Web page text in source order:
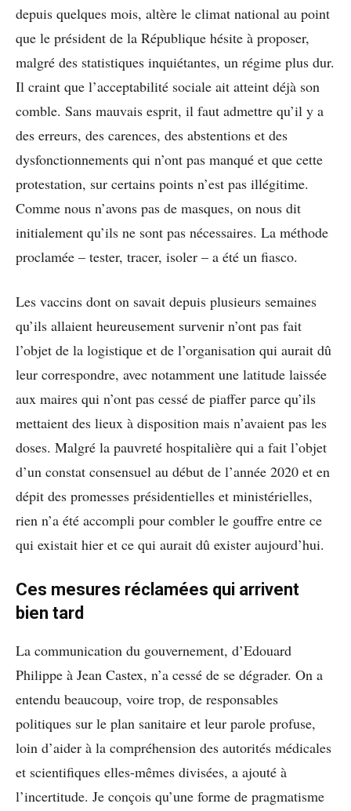
depuis quelques mois, altère le climat national au point
que le président de la République hésite à proposer,
malgré des statistiques inquiétantes, un régime plus dur.
Il craint que l’acceptabilité sociale ait atteint déjà son
comble. Sans mauvais esprit, il faut admettre qu’il y a
des erreurs, des carences, des abstentions et des
dysfonctionnements qui n’ont pas manqué et que cette
protestation, sur certains points n’est pas illégitime.
Comme nous n’avons pas de masques, on nous dit
initialement qu’ils ne sont pas nécessaires. La méthode
proclamée – tester, tracer, isoler – a été un fiasco.
Les vaccins dont on savait depuis plusieurs semaines
qu’ils allaient heureusement survenir n’ont pas fait
l’objet de la logistique et de l’organisation qui aurait dû
leur correspondre, avec notamment une latitude laissée
aux maires qui n’ont pas cessé de piaffer parce qu’ils
mettaient des lieux à disposition mais n’avaient pas les
doses. Malgré la pauvreté hospitalière qui a fait l’objet
d’un constat consensuel au début de l’année 2020 et en
dépit des promesses présidentielles et ministérielles,
rien n’a été accompli pour combler le gouffre entre ce
qui existait hier et ce qui aurait dû exister aujourd’hui.
Ces mesures réclamées qui arrivent
bien tard
La communication du gouvernement, d’Edouard
Philippe à Jean Castex, n’a cessé de se dégrader. On a
entendu beaucoup, voire trop, de responsables
politiques sur le plan sanitaire et leur parole profuse,
loin d’aider à la compréhension des autorités médicales
et scientifiques elles-mêmes divisées, a ajouté à
l’incertitude. Je conçois qu’une forme de pragmatisme